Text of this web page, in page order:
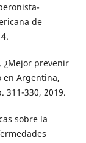
de
¿Mejor prevenir
en Argentina,
311-330, 2019.
sobre la